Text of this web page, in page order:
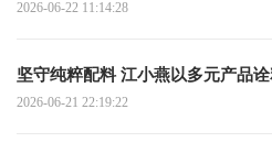
2026-06-22 11:14:28
坚守纯粹配料 江小燕以多元产品
2026-06-21 22:19:22